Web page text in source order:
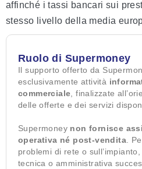
affinché i tassi bancari sui
stesso livello della media
Ruolo di Supermoney
Il supporto offerto da
esclusivamente attività
commerciale , finalizzate
delle offerte e dei servizi
Supermoney non fornisce
operativa né post-vendita .
problemi di rete o
tecnica o amministrativa